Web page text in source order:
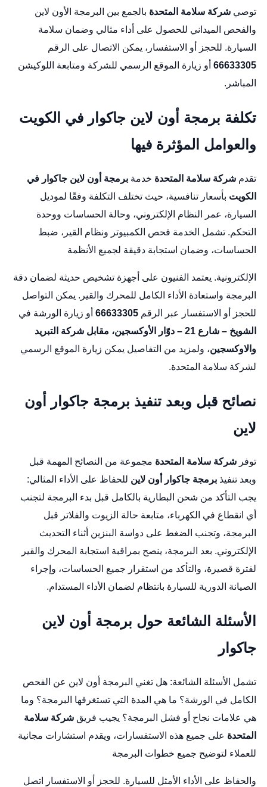
توصي شركة سلامة المتحدة بالجمع بين البرمجة الأون لاين
والفحص الميداني للحصول على أداء مثالي وضمان سلامة
السيارة. للحجز أو الاستفسار، يمكن الاتصال على الرقم
66633305أو زيارة الموقع الرسمي للشركة ومتابعة اللوكيشن
المباشر .
تكلفة برمجة أون لاين جاكوار في الكويت
والعوامل المؤثرة فيها
تقدم شركة سلامة المتحدة خدمة برمجة أون لاين جاكوار في
الكويت بأسعار تنافسية، حيث تختلف التكلفة وفقًا لموديل
السيارة، عمر النظام الإلكتروني، وحالة الحساسات ووحدة
التحكم. تشمل الخدمة فحص الكمبيوتر ونظام القير، ضبط
الحساسات، وضمان استجابة دقيقة لجميع الأنظمة
الإلكترونية. يعتمد الفنيون على أجهزة تشخيص حديثة لضمان دقة
البرمجة واستعادة الأداء الكامل للمحرك والقير. يمكن التواصل
للحجز أو الاستفسار عبر الرقم 66633305أو زيارة الورشة في
الشويخ – شارع 21 – دوّار الأوكسجين، مقابل شركة التبريد
والاوكسجين، ولمزيد من التفاصيل يمكن زيارة الموقع الرسمي
لشركة سلامة المتحدة.
نصائح قبل وبعد تنفيذ برمجة جاكوار أون
لاين
توفر شركة سلامة المتحدة مجموعة من النصائح المهمة قبل
وبعد تنفيذ برمجة جاكوار أون لاين للحفاظ على الأداء المثالي:
يجب التأكد من شحن البطارية بالكامل قبل بدء البرمجة لتجنب
أي انقطاع في الكهرباء، متابعة حالة الزيوت والفلاتر قبل
البرمجة، وتجنب الضغط على دواسة البنزين أثناء التحديث
الإلكتروني. بعد البرمجة، ينصح بمراقبة استجابة المحرك والقير
لفترة قصيرة، والتأكد من استقرار جميع الحساسات، وإجراء
الصيانة الدورية للسيارة بانتظام لضمان الأداء المستدام.
الأسئلة الشائعة حول برمجة أون لاين
جاكوار
تشمل الأسئلة الشائعة: هل تغني البرمجة أون لاين عن الفحص
الكامل في الورشة؟ ما هي المدة التي تستغرقها البرمجة؟ وما
هي علامات نجاح أو فشل البرمجة؟ يجيب فريق شركة سلامة
المتحدة على جميع هذه الاستفسارات، ويقدم استشارات مجانية
للعملاء لتوضيح جميع خطوات البرمجة
والحفاظ على الأداء الأمثل للسيارة. للحجز أو الاستفسار اتصل